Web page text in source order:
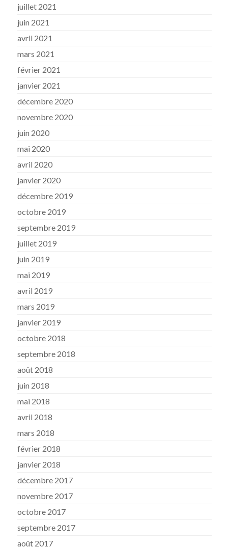
juillet 2021
juin 2021
avril 2021
mars 2021
février 2021
janvier 2021
décembre 2020
novembre 2020
juin 2020
mai 2020
avril 2020
janvier 2020
décembre 2019
octobre 2019
septembre 2019
juillet 2019
juin 2019
mai 2019
avril 2019
mars 2019
janvier 2019
octobre 2018
septembre 2018
août 2018
juin 2018
mai 2018
avril 2018
mars 2018
février 2018
janvier 2018
décembre 2017
novembre 2017
octobre 2017
septembre 2017
août 2017